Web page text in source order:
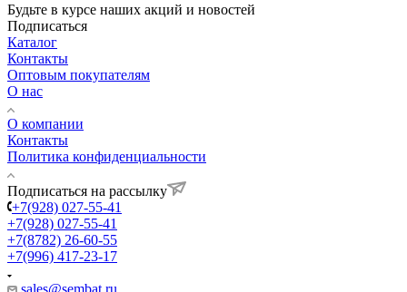
Будьте в курсе наших акций и новостей
Подписаться
Каталог
Контакты
Оптовым покупателям
О нас
О компании
Контакты
Политика конфиденциальности
Подписаться на рассылку
+7(928) 027-55-41
+7(928) 027-55-41
+7(8782) 26-60-55
+7(996) 417-23-17
sales@sembat.ru